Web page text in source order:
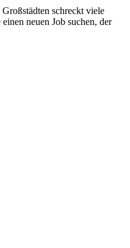
schreckt viele
neuen Job suchen, der